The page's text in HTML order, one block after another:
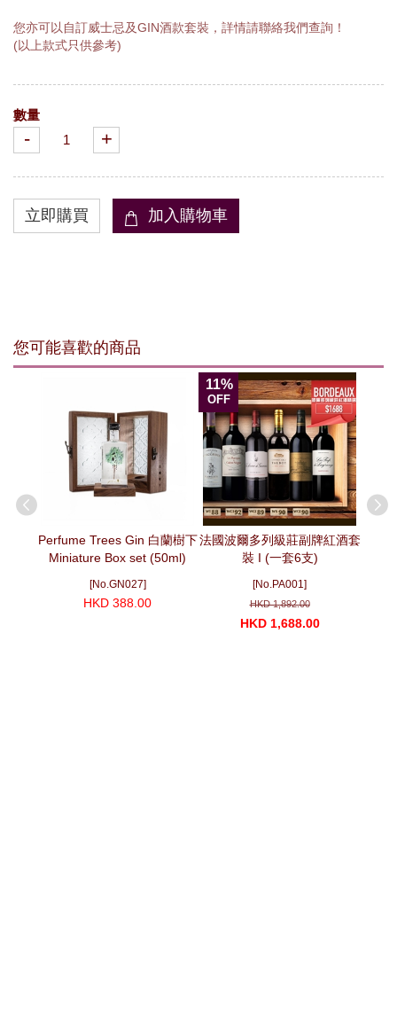
您亦可以自訂威士忌及GIN酒款套裝，詳情請聯絡我們查詢！
(以上款式只供參考)
數量
- +
您可能喜歡的商品
Perfume Trees Gin 白蘭樹下
Miniature Box set (50ml)
[No.GN027]
HKD 388.00
11%
OFF
法國波爾多列級莊副牌紅酒套
裝 I (一套6支)
[No.PA001]
HKD 1,892.00
HKD 1,688.00